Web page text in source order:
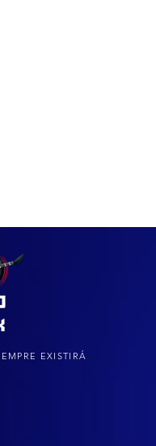
EXISTIRÁ